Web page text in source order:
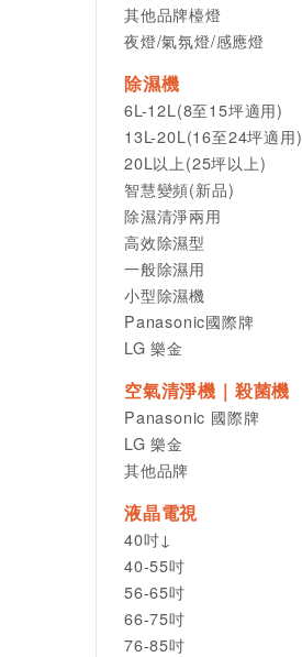
其他品牌檯燈
夜燈/氣氛燈/感應燈
除濕機
6L-12L(8至15坪適用)
13L-20L(16至24坪適用)
20L以上(25坪以上)
智慧變頻(新品)
除濕清淨兩用
高效除濕型
一般除濕用
小型除濕機
Panasonic國際牌
LG 樂金
空氣清淨機｜殺菌機
Panasonic 國際牌
LG 樂金
其他品牌
液晶電視
40吋↓
40-55吋
56-65吋
66-75吋
76-85吋